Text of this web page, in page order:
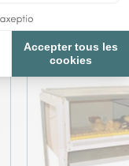
Accepter tous les
cookies